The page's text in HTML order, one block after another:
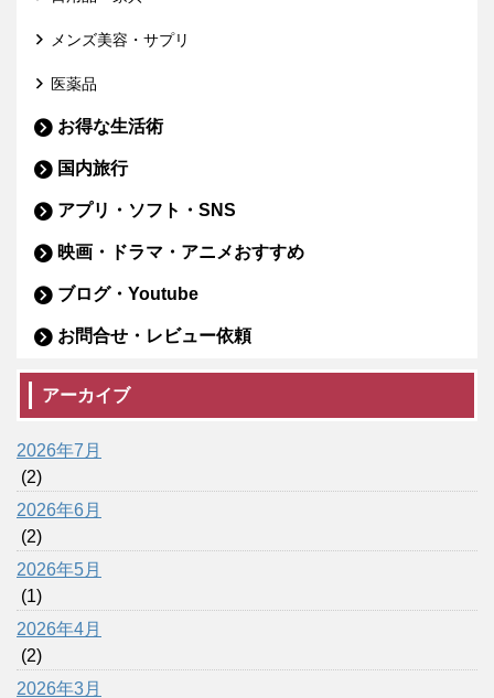
メンズ美容・サプリ
医薬品
お得な生活術
国内旅行
アプリ・ソフト・SNS
映画・ドラマ・アニメおすすめ
ブログ・Youtube
お問合せ・レビュー依頼
アーカイブ
2026年7月
(2)
2026年6月
(2)
2026年5月
(1)
2026年4月
(2)
2026年3月